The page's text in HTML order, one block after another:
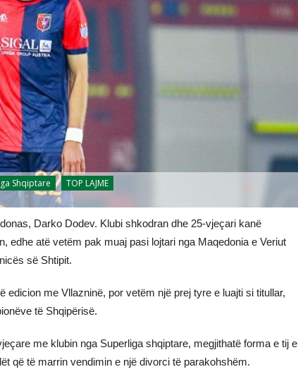
Shqiptare TOP LAJME
Darko Dodev. Klubi shkodran dhe 25-vjeçari kanë
edhe atë vetëm pak muaj pasi lojtari nga Maqedonia e Veriut
së Shtipit.
me Vllazninë, por vetëm një prej tyre e luajti si titullar,
të Shqipërisë.
me klubin nga Superliga shqiptare, megjithatë forma e tij e
që të marrin vendimin e një divorci të parakohshëm.